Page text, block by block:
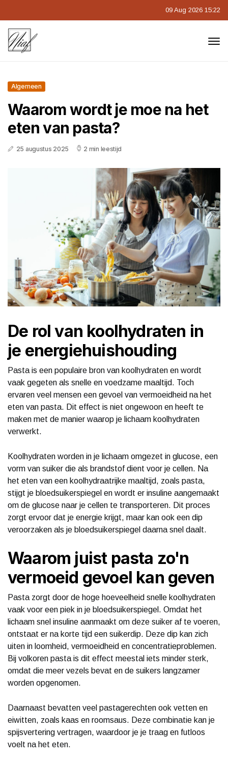
09 Aug 2026 15:22
Algemeen
Waarom wordt je moe na het
eten van pasta?
25 augustus 2025 2 min leestijd
De rol van koolhydraten in
je energiehuishouding
Pasta is een populaire bron van koolhydraten en wordt
vaak gegeten als snelle en voedzame maaltijd. Toch
ervaren veel mensen een gevoel van vermoeidheid na het
eten van pasta. Dit effect is niet ongewoon en heeft te
maken met de manier waarop je lichaam koolhydraten
verwerkt.
Koolhydraten worden in je lichaam omgezet in glucose, een
vorm van suiker die als brandstof dient voor je cellen. Na
het eten van een koolhydraatrijke maaltijd, zoals pasta,
stijgt je bloedsuikerspiegel en wordt er insuline aangemaakt
om de glucose naar je cellen te transporteren. Dit proces
zorgt ervoor dat je energie krijgt, maar kan ook een dip
veroorzaken als je bloedsuikerspiegel daarna snel daalt.
Waarom juist pasta zo'n
vermoeid gevoel kan geven
Pasta zorgt door de hoge hoeveelheid snelle koolhydraten
vaak voor een piek in je bloedsuikerspiegel. Omdat het
lichaam snel insuline aanmaakt om deze suiker af te voeren,
ontstaat er na korte tijd een suikerdip. Deze dip kan zich
uiten in loomheid, vermoeidheid en concentratieproblemen.
Bij volkoren pasta is dit effect meestal iets minder sterk,
omdat die meer vezels bevat en de suikers langzamer
worden opgenomen.
Daarnaast bevatten veel pastagerechten ook vetten en
eiwitten, zoals kaas en roomsaus. Deze combinatie kan je
spijsvertering vertragen, waardoor je je traag en futloos
voelt na het eten.